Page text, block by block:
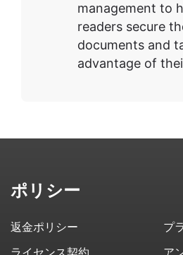
management to
readers secure
documents and
advantage of
ポリシー
返金ポリシー
プ